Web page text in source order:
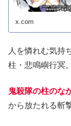
x.com
人を憐れむ気持
柱・悲鳴嶼行冥。
鬼殺隊の柱のな
から放たれる斬